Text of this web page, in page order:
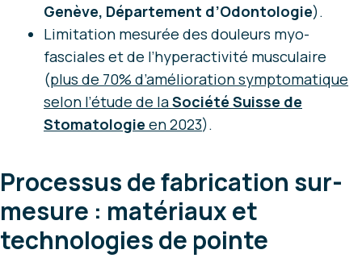
Genève, Département d’Odontologie).
Limitation mesurée des douleurs myo-
fasciales et de l’hyperactivité musculaire
(plus de 70% d’amélioration symptomatique
selon l’étude de laSociété Suisse de
Stomatologie en 2023).
Processus de fabrication sur-
mesure : matériaux et
technologies de pointe